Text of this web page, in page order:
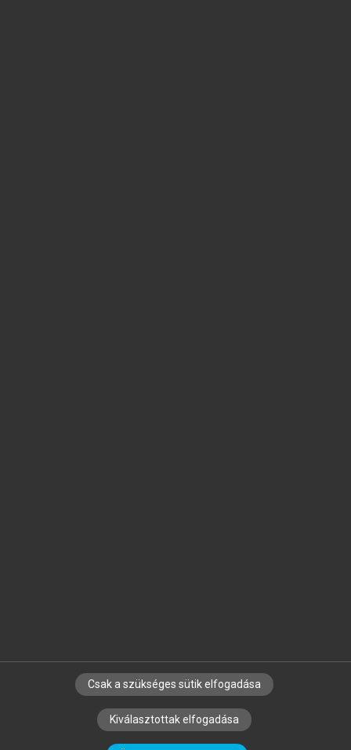
SZERZŐKNEK CÉGEKNEK KÖNYVTÁROSOKNAK
SZERKESZTÉSI ÉS LEKTORÁLÁSI ALAPELVEK
Csak a szükséges sütik elfogadása
Kiválasztottak elfogadása